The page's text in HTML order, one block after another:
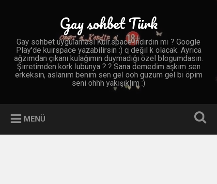
Gay sohbet Türk
Gay sohbet uygulaması Kuir.space indirdin mi ? Google
Play'de kuirspace yazabilirsin :) q değil k olacak. Ayrıca
ağzımdan çıkanı kulağımın duymadığı özel blogumdasın.
Şirretimden kork lubunya ? ? Sana demedim aşkım sen
erkeksin, aslanım benim sen gel ooh guzum gel bi öpim
seni ohhh yakışıklım :)
MENÜ